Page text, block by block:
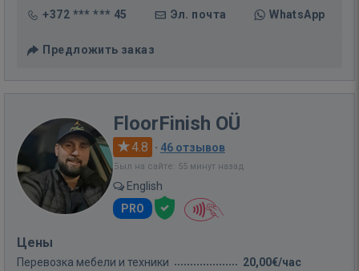
+372 *** *** 45 Эл. почта WhatsApp
Предложить заказ
FloorFinish OÜ
4.8 · 46 отзывов
Был на сайте: 55 минут назад
English
PRO
Цены
Перевозка мебели и техники 20,00€/час